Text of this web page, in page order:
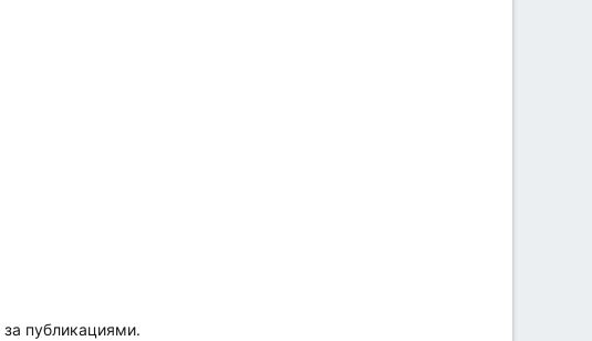
публикациями.